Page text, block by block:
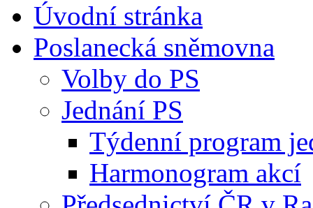
Úvodní stránka
Poslanecká sněmovna
Volby do PS
Jednání PS
Týdenní program
Harmonogram akcí